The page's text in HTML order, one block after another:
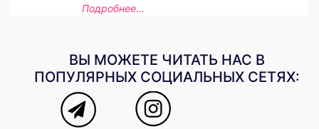
Подробнее...
ВЫ МОЖЕТЕ ЧИТАТЬ НАС В
ПОПУЛЯРНЫХ СОЦИАЛЬНЫХ СЕТЯХ: